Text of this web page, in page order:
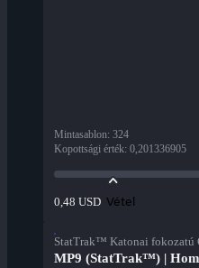
Mintasablon: 324
Kopottsági érték: 0,201336905
0,48 USD Vétel
StatTrak™ Katonai fokozatú
MP9 (StatTrak™) |